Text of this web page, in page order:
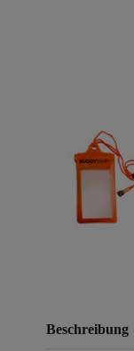
Beschreibung